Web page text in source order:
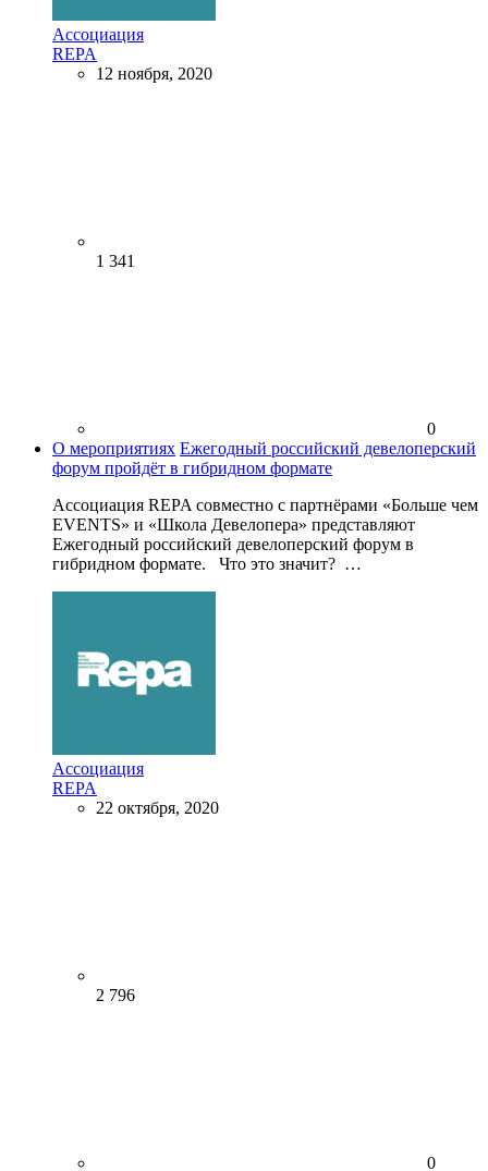
Ассоциация
REPA
12 ноября, 2020
1 341
0
О мероприятиях Ежегодный российский девелоперский
форум пройдёт в гибридном формате
Ассоциация REPA совместно с партнёрами «Больше чем
EVENTS» и «Школа Девелопера» представляют
Ежегодный российский девелоперский форум в
гибридном формате. Что это значит? …
Ассоциация
REPA
22 октября, 2020
2 796
0